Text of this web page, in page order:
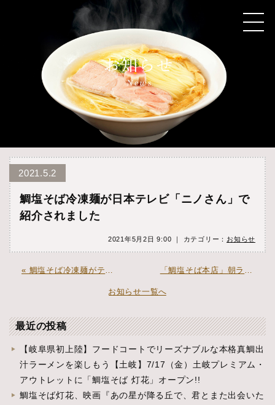
2021.5.2
鯛塩そば冷凍麺が日本テレビ「ニノさん」で
紹介されました
2021年5月2日 9:00 ｜ カテゴリー： お知らせ
« 鯛塩そば冷凍麺がテレビ朝日「帰れマンデー」で紹介されました 「鯛塩そば本店」朝ラーメン始めました »
お知らせ一覧へ
最近の投稿
【岐阜県初上陸】フードコートでリーズナブルな本格真鯛出
汁ラーメンを楽しもう【土岐】7/17（金）土岐プレミアム・
アウトレットに「鯛塩そば 灯花」オープン!!
鯛塩そば灯花、映画『あの星が降る丘で、君とまた出会いた